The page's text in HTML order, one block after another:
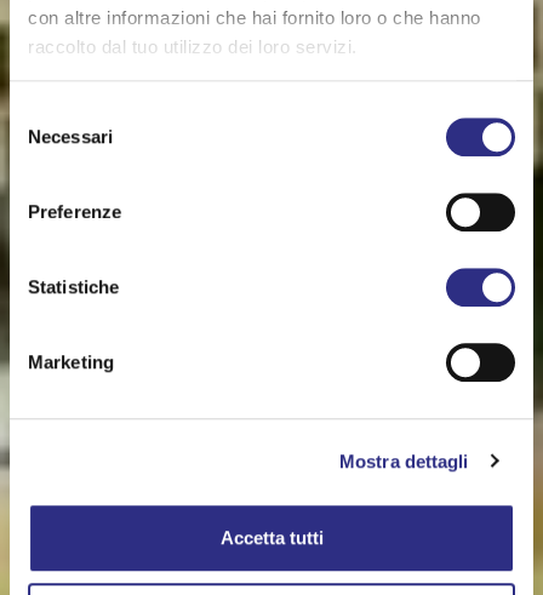
con altre informazioni che hai fornito loro o che hanno
raccolto dal tuo utilizzo dei loro servizi.
delNecessari
Preferenze
Statistiche
Marketing
Mostra dettagli
Accetta tutti